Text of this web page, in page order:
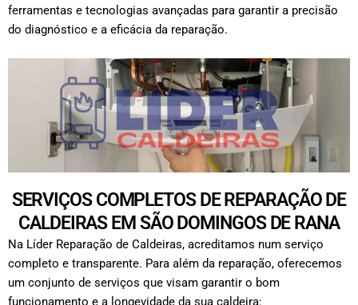
ferramentas e tecnologias avançadas para garantir a precisão
do diagnóstico e a eficácia da reparação.
SERVIÇOS COMPLETOS DE REPARAÇÃO DE
CALDEIRAS EM SÃO DOMINGOS DE RANA
Na Líder Reparação de Caldeiras, acreditamos num serviço
completo e transparente. Para além da reparação, oferecemos
um conjunto de serviços que visam garantir o bom
funcionamento e a longevidade da sua caldeira: